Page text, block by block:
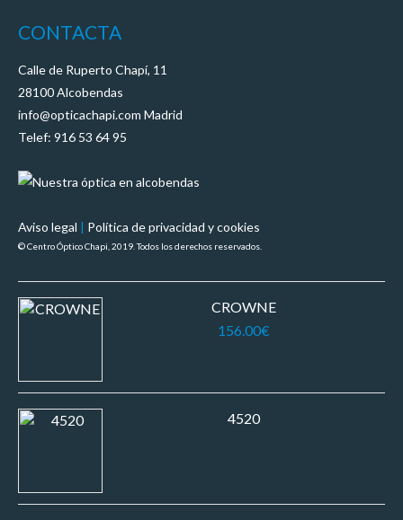
CONTACTA
Calle de Ruperto Chapí, 11
28100 Alcobendas
info@opticachapi.com Madrid
Telef: 916 53 64 95
Aviso legal | Política de privacidad y cookies
© Centro Óptico Chapi, 2019. Todos los derechos reservados.
CROWNE
156.00€
4520